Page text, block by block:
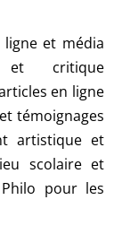
et média
et critique
en ligne
témoignages
artistique et
scolaire et
pour les